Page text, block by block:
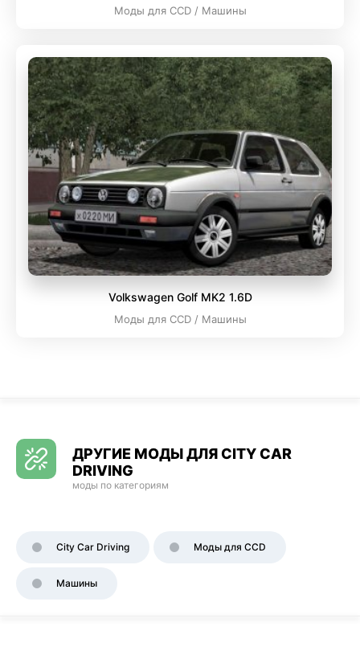
Моды для CCD / Машины
Volkswagen Golf MK2 1.6D
Моды для CCD / Машины
ДРУГИЕ МОДЫ ДЛЯ CITY CAR
DRIVING
моды по категориям
City Car Driving Моды для CCD
Машины